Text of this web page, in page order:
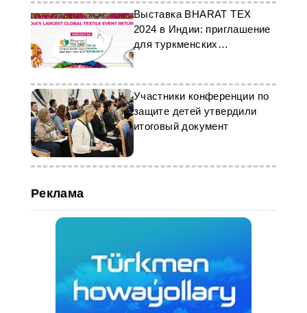
Выставка BHARAT TEX
2024 в Индии: приглашение
для туркменских
предпринимателей
Участники конференции по
защите детей утвердили
итоговый документ
Реклама